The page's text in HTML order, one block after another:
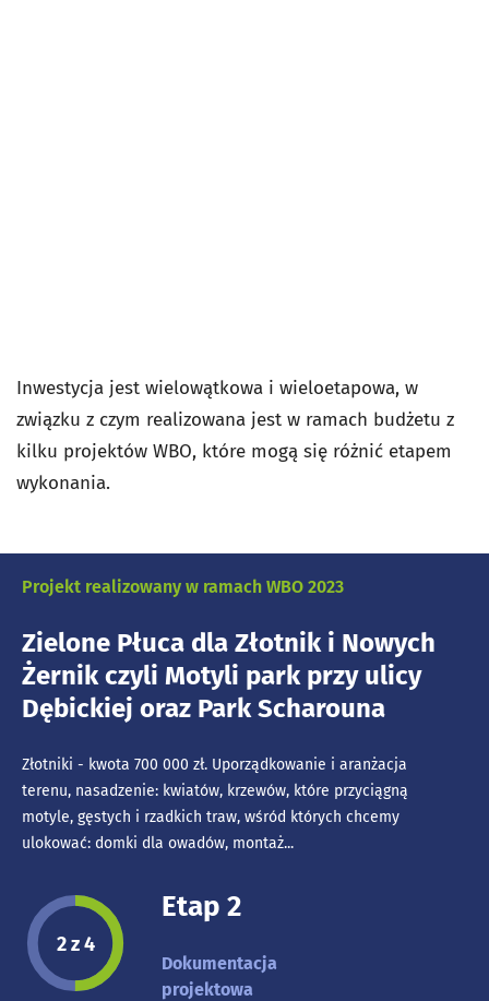
Inwestycja jest wielowątkowa i wieloetapowa, w
związku z czym realizowana jest w ramach budżetu z
kilku projektów WBO, które mogą się różnić etapem
wykonania.
Projekt realizowany w ramach WBO 2023
Zielone Płuca dla Złotnik i Nowych
Żernik czyli Motyli park przy ulicy
Dębickiej oraz Park Scharouna
Złotniki - kwota 700 000 zł. Uporządkowanie i aranżacja
terenu, nasadzenie: kwiatów, krzewów, które przyciągną
motyle, gęstych i rzadkich traw, wśród których chcemy
ulokować: domki dla owadów, montaż...
Etap projektu:
2 z 4
Etap 2
Dokumentacja
projektowa